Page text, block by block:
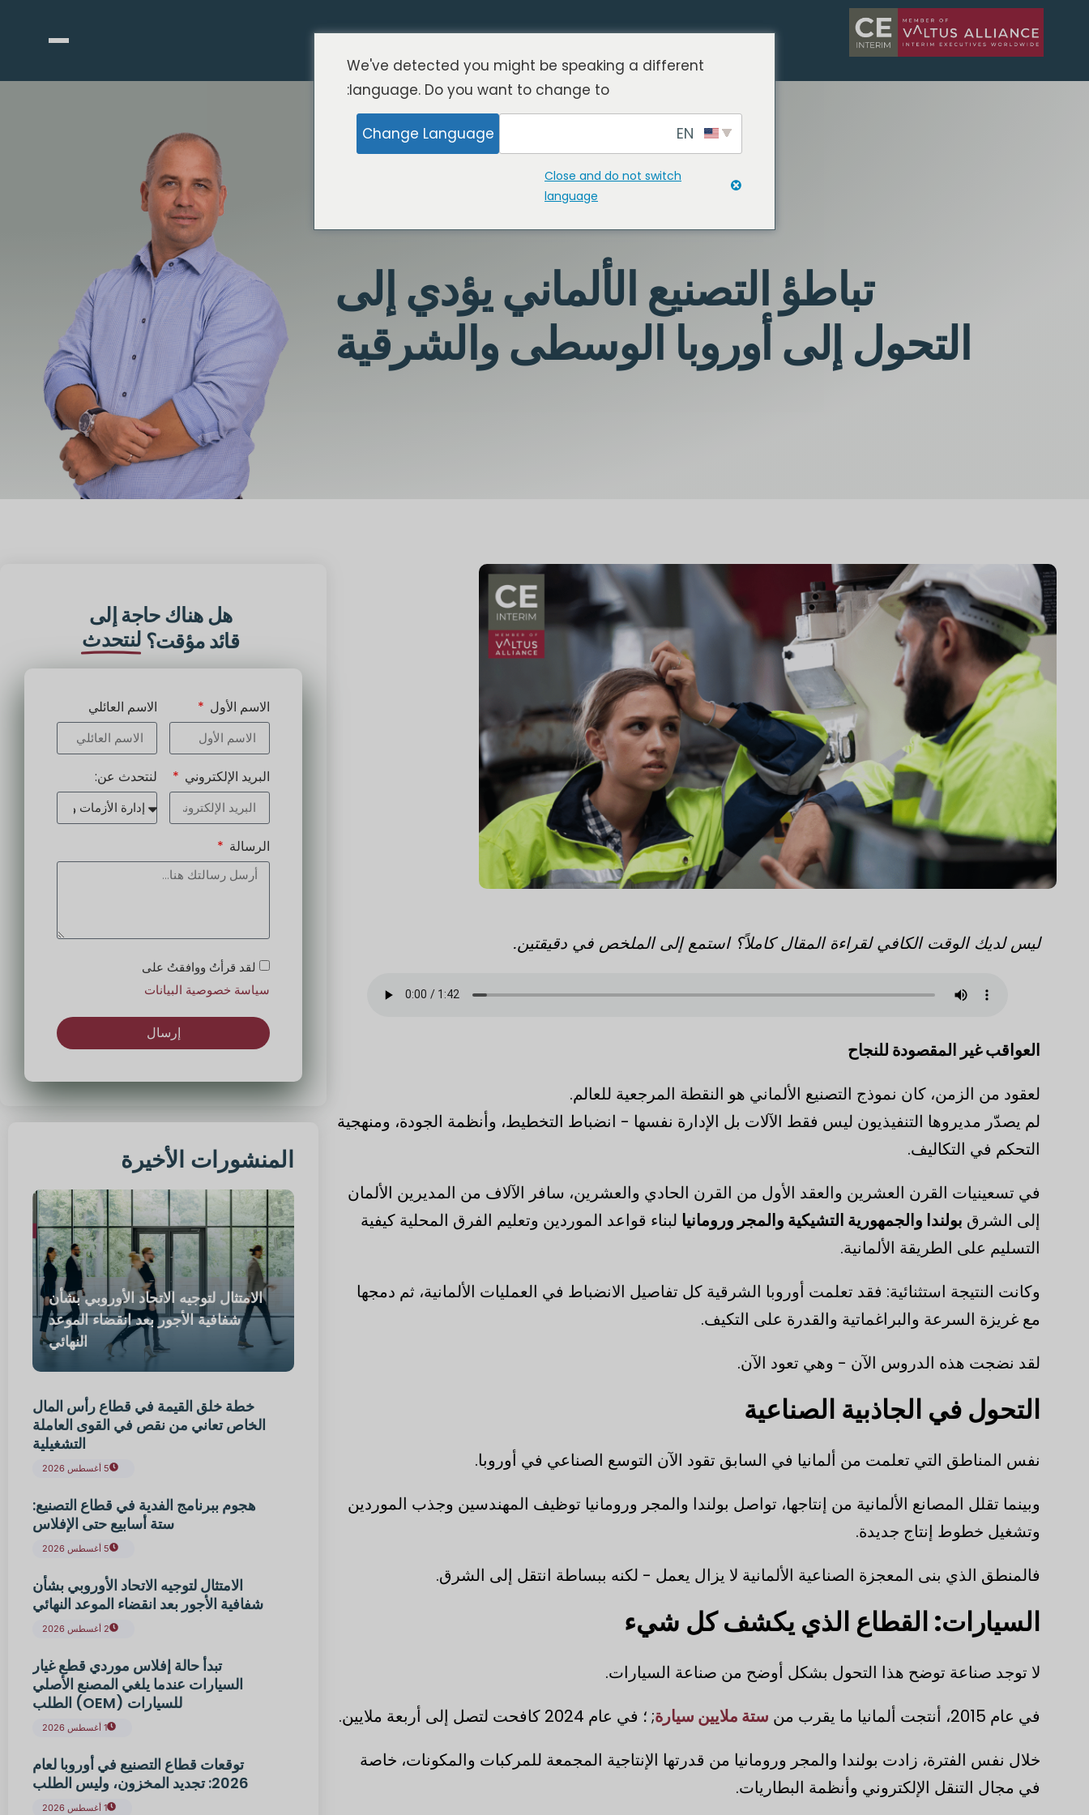
تباطؤ التصنيع الألماني يؤدي إلى
التحول إلى أوروبا الوسطى والشرقية
ليس لديك الوقت الكافي لقراءة المقال كاملاً؟ استمع إلى الملخص في دقيقتين.
العواقب غير المقصودة للنجاح
لعقود من الزمن، كان نموذج التصنيع الألماني هو النقطة المرجعية للعالم.
لم يصدّر مديروها التنفيذيون ليس فقط الآلات بل الإدارة نفسها - انضباط التخطيط، وأنظمة الجودة، ومنهجية
التحكم في التكاليف.
في تسعينيات القرن العشرين والعقد الأول من القرن الحادي والعشرين، سافر الآلاف من المديرين الألمان
إلى الشرق بولندا والجمهورية التشيكية والمجر ورومانيا لبناء قواعد الموردين وتعليم الفرق المحلية كيفية
التسليم على الطريقة الألمانية.
وكانت النتيجة استثنائية: فقد تعلمت أوروبا الشرقية كل تفاصيل الانضباط في العمليات الألمانية، ثم دمجها
مع غريزة السرعة والبراغماتية والقدرة على التكيف.
لقد نضجت هذه الدروس الآن - وهي تعود الآن.
التحول في الجاذبية الصناعية
نفس المناطق التي تعلمت من ألمانيا في السابق تقود الآن التوسع الصناعي في أوروبا.
وبينما تقلل المصانع الألمانية من إنتاجها، تواصل بولندا والمجر ورومانيا توظيف المهندسين وجذب الموردين
وتشغيل خطوط إنتاج جديدة.
فالمنطق الذي بنى المعجزة الصناعية الألمانية لا يزال يعمل - لكنه ببساطة انتقل إلى الشرق.
السيارات: القطاع الذي يكشف كل شيء
لا توجد صناعة توضح هذا التحول بشكل أوضح من صناعة السيارات.
في عام 2015، أنتجت ألمانيا ما يقرب من
ستة ملايين سيارة; ؛ في عام 2024 كافحت لتصل إلى أربعة ملايين.
خلال نفس الفترة، زادت بولندا والمجر ورومانيا من قدرتها الإنتاجية المجمعة للمركبات والمكونات، خاصة
في مجال التنقل الإلكتروني وأنظمة البطاريات.
هل هناك حاجة إلى
قائد مؤقت؟ لنتحدث
الاسم الأول الاسم العائلي
البريد الإلكتروني لنتحدث عن:
الرسالة
لقد قرأتُ ووافقتُ على
سياسة خصوصية البيانات
إرسال
المنشورات الأخيرة
الامتثال لتوجيه الاتحاد الأوروبي بشأن
شفافية الأجور بعد انقضاء الموعد
النهائي
خطة خلق القيمة في قطاع رأس المال
الخاص تعاني من نقص في القوى العاملة
التشغيلية
5 أغسطس 2026
هجوم ببرنامج الفدية في قطاع التصنيع:
ستة أسابيع حتى الإفلاس
5 أغسطس 2026
الامتثال لتوجيه الاتحاد الأوروبي بشأن
شفافية الأجور بعد انقضاء الموعد النهائي
2 أغسطس 2026
تبدأ حالة إفلاس موردي قطع غيار
السيارات عندما يلغي المصنع الأصلي
للسيارات (OEM) الطلب
1 أغسطس 2026
توقعات قطاع التصنيع في أوروبا لعام
2026: تجديد المخزون، وليس الطلب
1 أغسطس 2026
We've detected you might be speaking a different
language. Do you want to change to:
Change Language
Close and do not switch
language